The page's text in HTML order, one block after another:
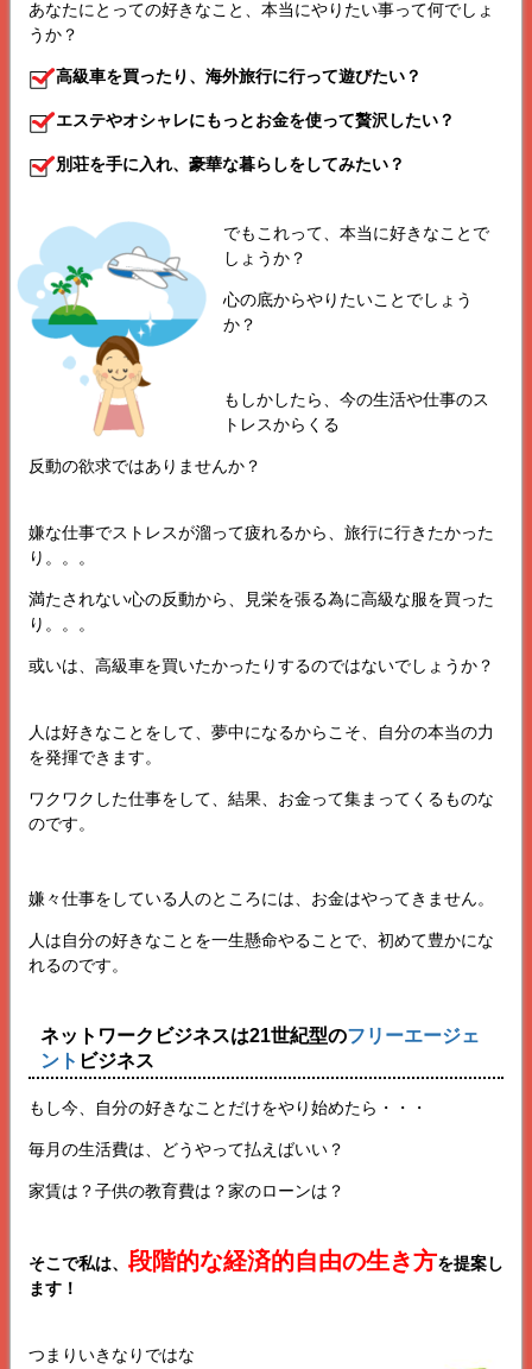
あなたにとっての好きなこと、本当にやりたい事って何でしょ
うか？
高級車を買ったり、海外旅行に行って遊びたい？
エステやオシャレにもっとお金を使って贅沢したい？
別荘を手に入れ、豪華な暮らしをしてみたい？
でもこれって、本当に好きなことで
しょうか？
心の底からやりたいことでしょう
か？
もしかしたら、今の生活や仕事のス
トレスからくる
反動の欲求ではありませんか？
嫌な仕事でストレスが溜って疲れるから、旅行に行きたかった
り。。。
満たされない心の反動から、見栄を張る為に高級な服を買った
り。。。
或いは、高級車を買いたかったりするのではないでしょうか？
人は好きなことをして、夢中になるからこそ、自分の本当の力
を発揮できます。
ワクワクした仕事をして、結果、お金って集まってくるものな
のです。
嫌々仕事をしている人のところには、お金はやってきません。
人は自分の好きなことを一生懸命やることで、初めて豊かにな
れるのです。
ネットワークビジネスは21世紀型のフリーエージェ
ント ビジネス
もし今、自分の好きなことだけをやり始めたら・・・
毎月の生活費は、どうやって払えばいい？
家賃は？子供の教育費は？家のローンは？
そこで私は、 段階的な経済的自由の生き方を提案し
ます！
つまりいきなりではな